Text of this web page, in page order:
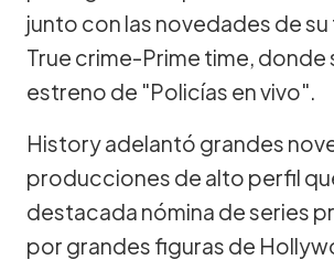
junto con las novedades de su
True crime-Prime time, donde
estreno de "Policías en vivo".
History adelantó grandes
producciones de alto perfil
destacada nómina de series
por grandes figuras de